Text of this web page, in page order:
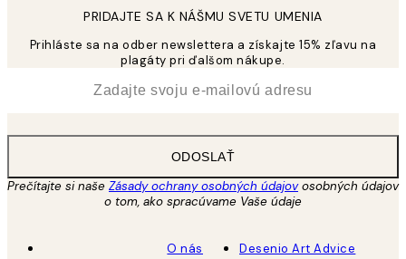
PRIDAJTE SA K NÁŠMU SVETU UMENIA
Prihláste sa na odber newslettera a získajte 15% zľavu na
plagáty pri ďalšom nákupe.
ODOSLAŤ
Prečítajte si naše Zásady ochrany osobných údajovosobných údajov
o tom, ako spracúvame Vaše údaje
O nás
Desenio Art Advice